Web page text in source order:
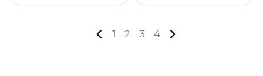
1 2 3 4